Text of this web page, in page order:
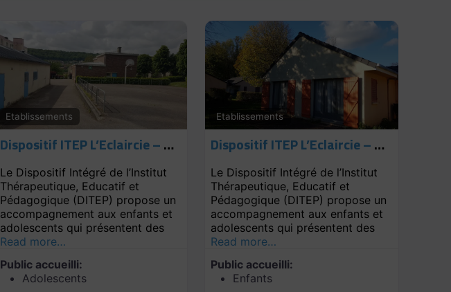
Etablissements
Dispositif ITEP L’Eclaircie – Antenne de Rouen
Le Dispositif Intégré de l’Institut
Thérapeutique, Educatif et
Pédagogique (DITEP) propose un
accompagnement aux enfants et
adolescents qui présentent des
Read more…
Public accueilli:
Adolescents
Etablissements
Dispositif ITEP L’Eclaircie – Antenne de Barentin
Le Dispositif Intégré de l’Institut
Thérapeutique, Educatif et
Pédagogique (DITEP) propose un
accompagnement aux enfants et
adolescents qui présentent des
Read more…
Public accueilli:
Enfants